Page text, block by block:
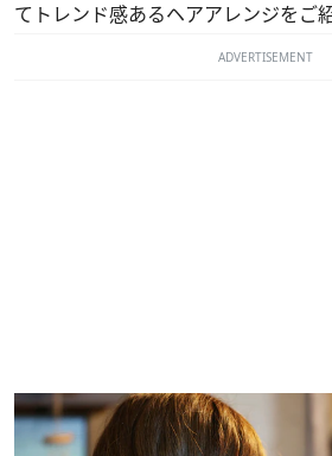
てトレンド感あるヘアアレンジをご
ADVERTISEMENT